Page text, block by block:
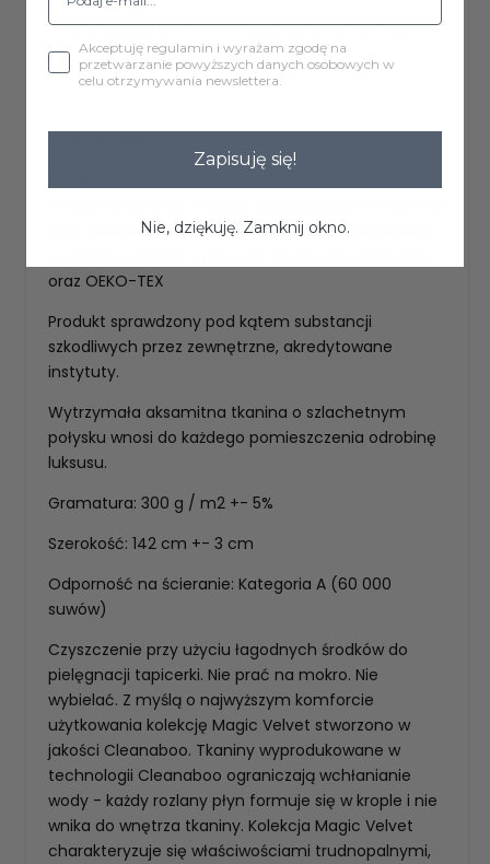
Cechy dodatkowe: korki zapobiegające rysowaniu
oraz mechacenie. Materiał łatwy do utrzymania w
oraz OEKO-TEX
Produkt sprawdzony pod kątem substancji
szkodliwych przez zewnętrzne, akredytowane
instytuty.
Wytrzymała aksamitna tkanina o szlachetnym
połysku wnosi do każdego pomieszczenia odrobinę
luksusu.
Gramatura: 300 g / m2 +- 5%
Szerokość: 142 cm +- 3 cm
Odporność na ścieranie: Kategoria A (60 000
suwów)
Czyszczenie przy użyciu łagodnych środków do
pielęgnacji tapicerki. Nie prać na mokro. Nie
wybielać. Z myślą o najwyższym komforcie
użytkowania kolekcję Magic Velvet stworzono w
jakości Cleanaboo. Tkaniny wyprodukowane w
technologii Cleanaboo ograniczają wchłanianie
wody - każdy rozlany płyn formuje się w krople i nie
wnika do wnętrza tkaniny. Kolekcja Magic Velvet
charakteryzuje się właściwościami trudnopalnymi,
Akceptuję regulamin i wyrażam zgodę na
przetwarzanie powyższych danych osobowych w
celu otrzymywania newslettera.
Zapisuję się!
Nie, dziękuję. Zamknij okno.